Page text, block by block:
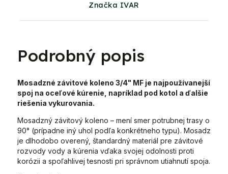
Značka IVAR
Podrobný popis
Mosadzné závitové koleno 3/4" MF je najpoužívanejší
spoj na oceľové kúrenie, napríklad pod kotol a ďalšie
riešenia vykurovania.
Mosadzný závitový koleno – mení smer potrubnej trasy o
90° (prípadne iný uhol podľa konkrétneho typu). Mosadz
je dlhodobo overený, štandardný materiál pre závitové
rozvody vody a kúrenia vďaka svojej odolnosti proti
korózii a spoľahlivej tesnosti pri správnom utiahnutí spoja.